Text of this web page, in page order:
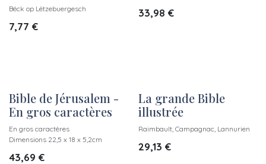
Béck op Lëtzebuergesch
7,77 €
33,98 €
Bible de Jérusalem -
En gros caractères
En gros caractères
Dimensions 22,5 x 18 x 5,2cm
43,69 €
La grande Bible
illustrée
Raimbault, Campagnac, Lannurien
29,13 €